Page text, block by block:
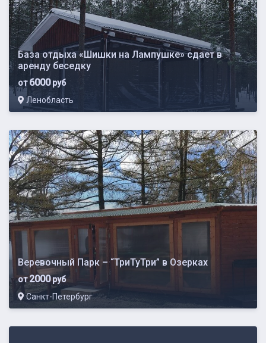
База отдыха «Шишки на Лампушке» сдает в
аренду беседку
от6000руб
Ленобласть
Веревочный Парк – “ТриТуТри” в Озерках
от2000руб
Санкт-Петербург